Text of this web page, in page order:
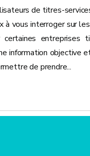
de titres-
à vous interroger sur
certaines entreprises
information objective
de prendre...